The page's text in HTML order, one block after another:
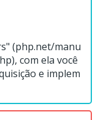
(php.net/manu
), com ela você
e implem